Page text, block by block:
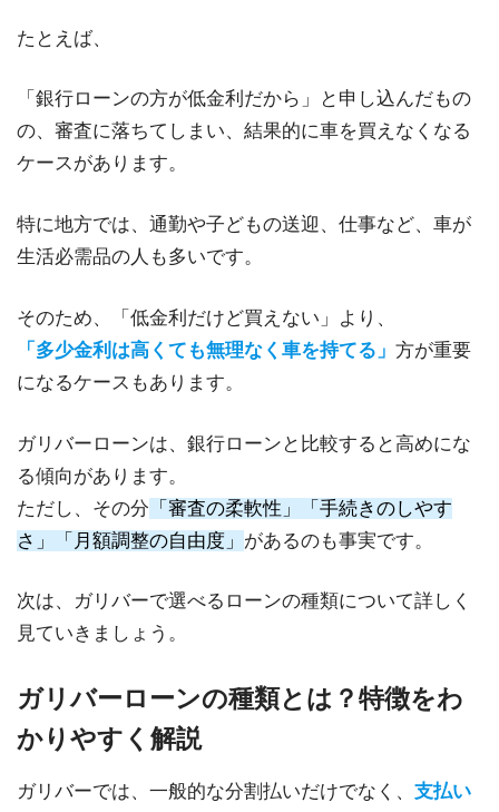
たとえば、
「銀行ローンの方が低金利だから」と申し込んだもの
の、審査に落ちてしまい、結果的に車を買えなくなる
ケースがあります。
特に地方では、通勤や子どもの送迎、仕事など、車が
生活必需品の人も多いです。
そのため、「低金利だけど買えない」より、
「多少金利は高くても無理なく車を持てる」 方が重要
になるケースもあります。
ガリバーローンは、銀行ローンと比較すると高めにな
る傾向があります。
ただし、その分 「審査の柔軟性」「手続きのしやす
さ」「月額調整の自由度」 があるのも事実です。
次は、ガリバーで選べるローンの種類について詳しく
見ていきましょう。
ガリバーローンの種類とは？特徴をわ
かりやすく解説
ガリバーでは、一般的な分割払いだけでなく、 支払い